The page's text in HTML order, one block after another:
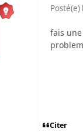
Posté(e)
fais
Citer